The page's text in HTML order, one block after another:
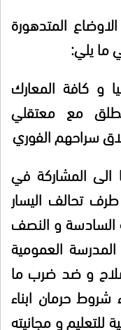
المتدهورة
ما يلي:
و كافة المعارك
مع معتقلي
سراحهم الفوري
الى المشاركة في
تحالف اليسار
الساعة السادسة و النصف
العمومية
و ضد ضرب ما
حرمان ابناء
و مجانيته